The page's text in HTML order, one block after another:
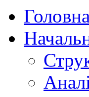
Головна